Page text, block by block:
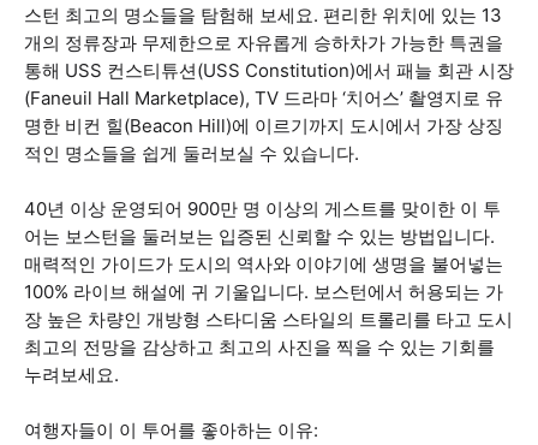
스턴 최고의 명소들을 탐험해 보세요. 편리한 위치에 있는 13
개의 정류장과 무제한으로 자유롭게 승하차가 가능한 특권을
통해 USS 컨스티튜션(USS Constitution)에서 패늘 회관 시장
(Faneuil Hall Marketplace), TV 드라마 ‘치어스’ 촬영지로 유
명한 비컨 힐(Beacon Hill)에 이르기까지 도시에서 가장 상징
적인 명소들을 쉽게 둘러보실 수 있습니다.
40년 이상 운영되어 900만 명 이상의 게스트를 맞이한 이 투
어는 보스턴을 둘러보는 입증된 신뢰할 수 있는 방법입니다.
매력적인 가이드가 도시의 역사와 이야기에 생명을 불어넣는
100% 라이브 해설에 귀 기울입니다. 보스턴에서 허용되는 가
장 높은 차량인 개방형 스타디움 스타일의 트롤리를 타고 도시
최고의 전망을 감상하고 최고의 사진을 찍을 수 있는 기회를
누려보세요.
여행자들이 이 투어를 좋아하는 이유: